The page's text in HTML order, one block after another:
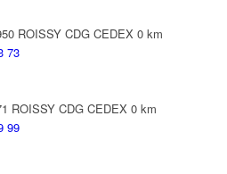
ROISSY CDG CEDEX 0 km
73
ROISSY CDG CEDEX 0 km
99